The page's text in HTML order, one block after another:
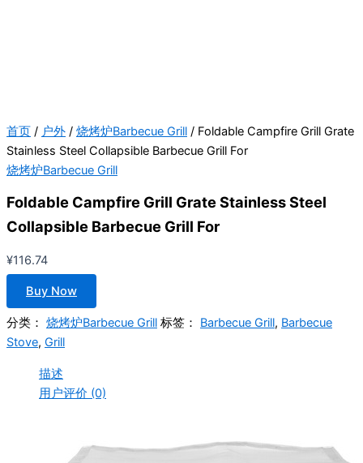
首页 / 户外 / 烧烤炉Barbecue Grill / Foldable Campfire Grill Grate
Stainless Steel Collapsible Barbecue Grill For
烧烤炉Barbecue Grill
Foldable Campfire Grill Grate Stainless Steel
Collapsible Barbecue Grill For
¥116.74
Buy Now
分类： 烧烤炉Barbecue Grill 标签： Barbecue Grill, Barbecue
Stove, Grill
描述
用户评价 (0)